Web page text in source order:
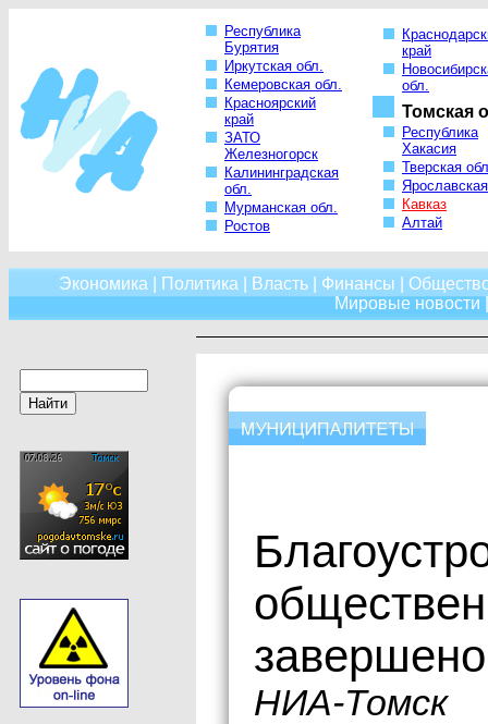
Республика
Бурятия
Иркутская обл.
Кемеровская обл.
Красноярский
край
ЗАТО
Железногорск
Калининградская
обл.
Мурманская обл.
Ростов
край
обл.
Томская
Республика
Хакасия
Тверская
Кавказ
Алтай
Экономика Политика Власть Финансы
Мировые новости
НИА-Томск